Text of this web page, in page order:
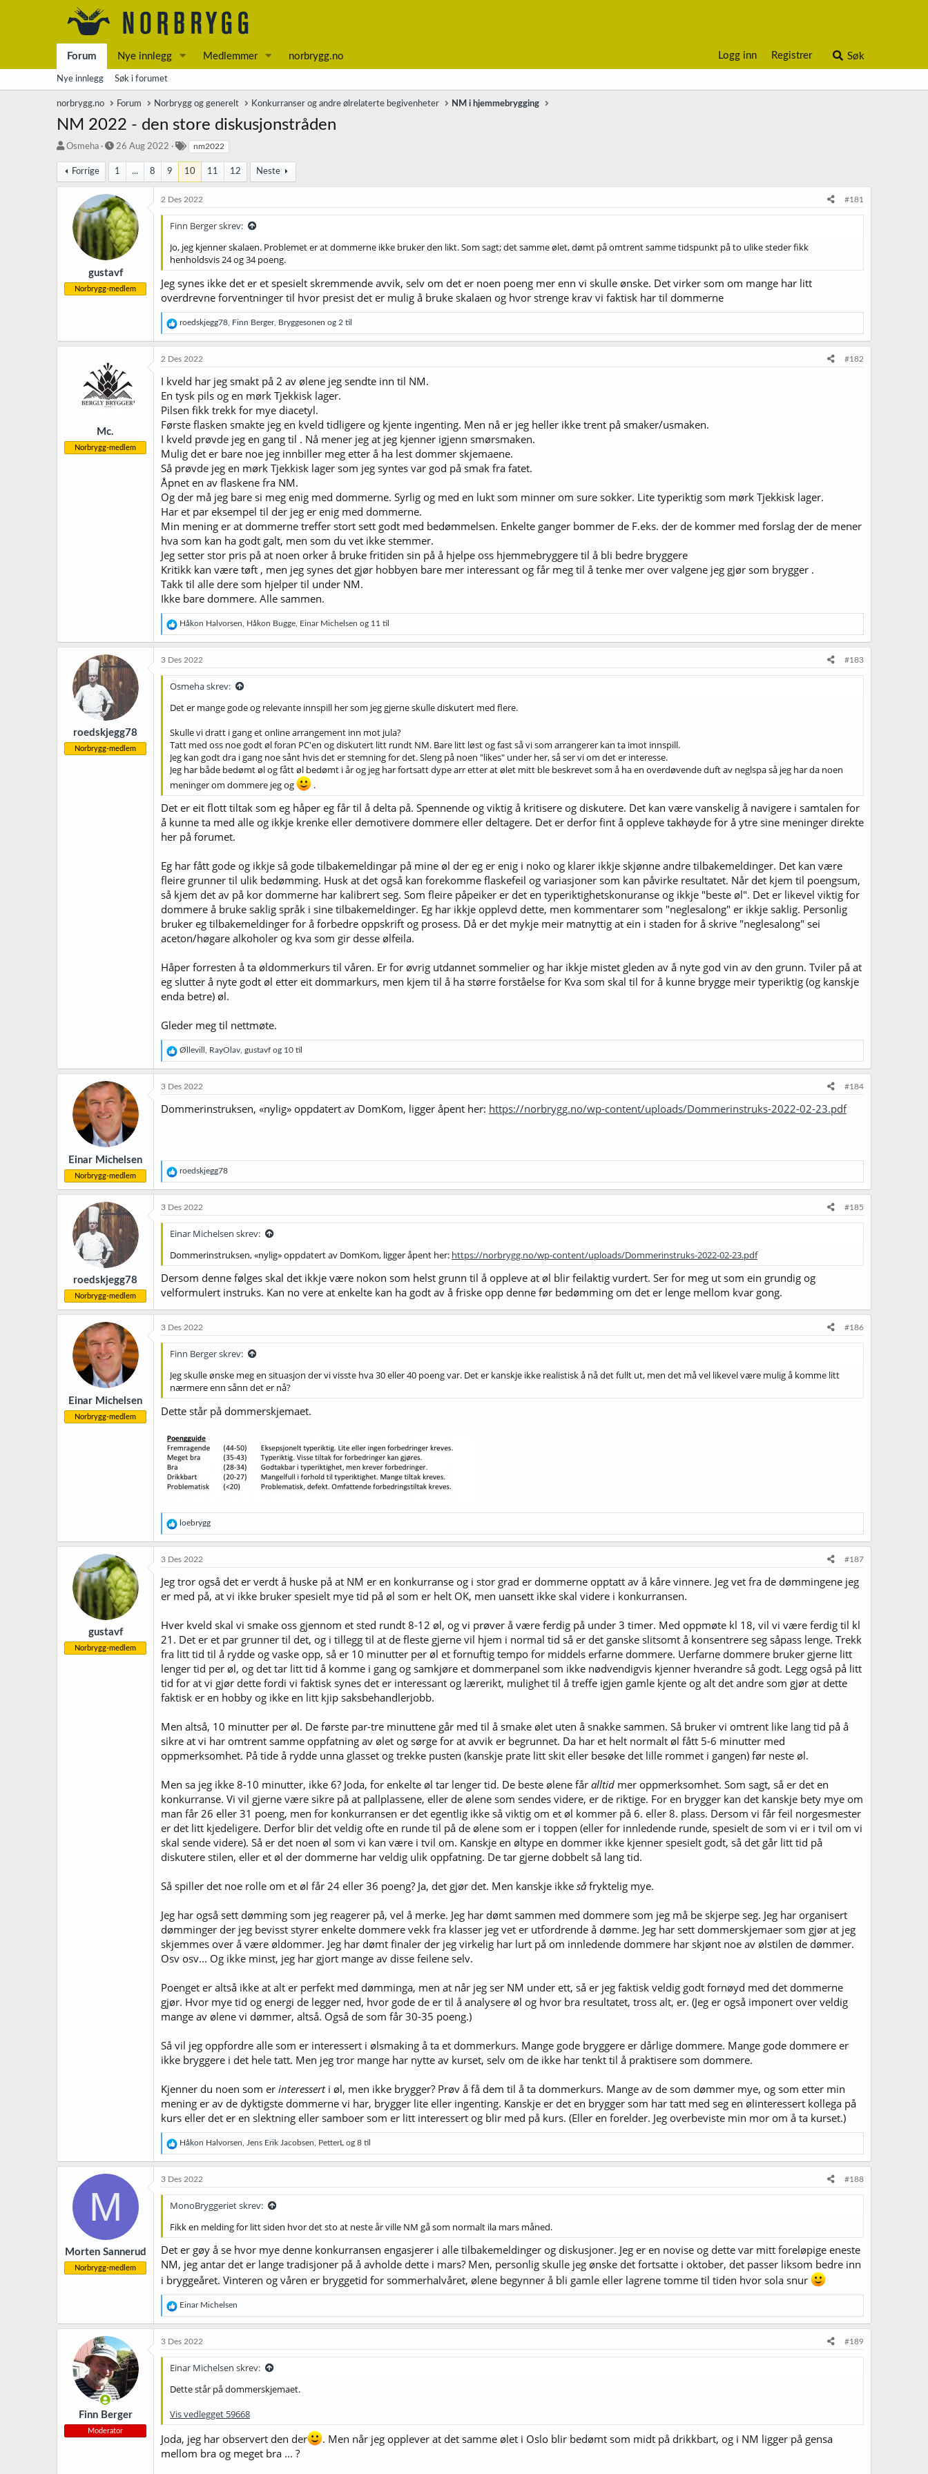
Forum Nye innlegg Medlemmer norbrygg.no Logg inn Registrer Søk
Nye innlegg Søk i forumet
norbrygg.no Forum Norbrygg og generelt Konkurranser og andre ølrelaterte begivenheter NM i hjemmebrygging
NM 2022 - den store diskusjonstråden
T
å
d
Osmeha
S
a
r
t
d
a
t
o
26 Aug 2022
k
k
d
nm2022
Forrige 1 ... 8 9 10 11 12 Neste
gustavf
Norbrygg-medlem
2 Des 2022 #181
Finn Berger skrev:
Jo, jeg kjenner skalaen. Problemet er at dommerne ikke bruker den likt. Som sagt; det samme ølet, dømt på omtrent samme tidspunkt på to ulike steder fikk
henholdsvis 24 og 34 poeng.
Jeg synes ikke det er et spesielt skremmende avvik, selv om det er noen poeng mer enn vi skulle ønske. Det virker som om mange har litt
overdrevne forventninger til hvor presist det er mulig å bruke skalaen og hvor strenge krav vi faktisk har til dommerne
R
e
a
o
n
e
roedskjegg78 Finn Berger, Bryggesonen og 2 til
Mc.
Norbrygg-medlem
2 Des 2022 #182
I kveld har jeg smakt på 2 av ølene jeg sendte inn til NM.
En tysk pils og en mørk Tjekkisk lager.
Pilsen fikk trekk for mye diacetyl.
Første flasken smakte jeg en kveld tidligere og kjente ingenting. Men nå er jeg heller ikke trent på smaker/usmaken.
I kveld prøvde jeg en gang til . Nå mener jeg at jeg kjenner igjenn smørsmaken.
Mulig det er bare noe jeg innbiller meg etter å ha lest dommer skjemaene.
Så prøvde jeg en mørk Tjekkisk lager som jeg syntes var god på smak fra fatet.
Åpnet en av flaskene fra NM.
Og der må jeg bare si meg enig med dommerne. Syrlig og med en lukt som minner om sure sokker. Lite typeriktig som mørk Tjekkisk lager.
Har et par eksempel til der jeg er enig med dommerne.
Min mening er at dommerne treffer stort sett godt med bedømmelsen. Enkelte ganger bommer de F.eks. der de kommer med forslag der de mener
hva som kan ha godt galt, men som du vet ikke stemmer.
Jeg setter stor pris på at noen orker å bruke fritiden sin på å hjelpe oss hjemmebryggere til å bli bedre bryggere
Kritikk kan være tøft , men jeg synes det gjør hobbyen bare mer interessant og får meg til å tenke mer over valgene jeg gjør som brygger .
Takk til alle dere som hjelper til under NM.
Ikke bare dommere. Alle sammen.
R
e
a
j
o
e
:
Håkon Halvorsen Håkon Bugge Einar Michelsen og 11 til
roedskjegg78
Norbrygg-medlem
3 Des 2022 #183
Osmeha skrev:
Det er mange gode og relevante innspill her som jeg gjerne skulle diskutert med flere.
Skulle vi dratt i gang et online arrangement inn mot jula?
Tatt med oss noe godt øl foran PC'en og diskutert litt rundt NM. Bare litt løst og fast så vi som arrangerer kan ta imot innspill.
Jeg kan godt dra i gang noe sånt hvis det er stemning for det. Sleng på noen "likes" under her, så ser vi om det er interesse.
Jeg har både bedømt øl og fått øl bedømt i år og jeg har fortsatt dype arr etter at ølet mitt ble beskrevet som å ha en overdøvende duft av neglspa så jeg har da noen
meninger om dommere jeg og
.
Det er eit flott tiltak som eg håper eg får til å delta på. Spennende og viktig å kritisere og diskutere. Det kan være vanskelig å navigere i samtalen for
å kunne ta med alle og ikkje krenke eller demotivere dommere eller deltagere. Det er derfor fint å oppleve takhøyde for å ytre sine meninger direkte
her på forumet.
Eg har fått gode og ikkje så gode tilbakemeldingar på mine øl der eg er enig i noko og klarer ikkje skjønne andre tilbakemeldinger. Det kan være
fleire grunner til ulik bedømming. Husk at det også kan forekomme flaskefeil og variasjoner som kan påvirke resultatet. Når det kjem til poengsum,
så kjem det av på kor dommerne har kalibrert seg. Som fleire påpeiker er det en typeriktighetskonuranse og ikkje "beste øl". Det er likevel viktig for
dommere å bruke saklig språk i sine tilbakemeldinger. Eg har ikkje opplevd dette, men kommentarer som "neglesalong" er ikkje saklig. Personlig
bruker eg tilbakemeldinger for å forbedre oppskrift og prosess. Då er det mykje meir matnyttig at ein i staden for å skrive "neglesalong" sei
aceton/høgare alkoholer og kva som gir desse ølfeila.
Håper forresten å ta øldommerkurs til våren. Er for øvrig utdannet sommelier og har ikkje mistet gleden av å nyte god vin av den grunn. Tviler på at
eg slutter å nyte godt øl etter eit dommarkurs, men kjem til å ha større forståelse for Kva som skal til for å kunne brygge meir typeriktig (og kanskje
enda betre) øl.
Gleder meg til nettmøte.
R
e
a
o
:
Øllevill RayOlav gustavf og 10 til
Einar Michelsen
Norbrygg-medlem
3 Des 2022 #184
Dommerinstruksen, «nylig» oppdatert av DomKom, ligger åpent her: https://norbrygg.no/wp-content/uploads/Dommerinstruks-2022-02-23.pdf
R
e
a
j
o
e
:
roedskjegg78
roedskjegg78
Norbrygg-medlem
3 Des 2022 #185
Einar Michelsen skrev:
Dommerinstruksen, «nylig» oppdatert av DomKom, ligger åpent her: https://norbrygg.no/wp-content/uploads/Dommerinstruks-2022-02-23.pdf
Dersom denne følges skal det ikkje være nokon som helst grunn til å oppleve at øl blir feilaktig vurdert. Ser for meg ut som ein grundig og
velformulert instruks. Kan no vere at enkelte kan ha godt av å friske opp denne før bedømming om det er lenge mellom kvar gong.
Einar Michelsen
Norbrygg-medlem
3 Des 2022 #186
Finn Berger skrev:
Jeg skulle ønske meg en situasjon der vi visste hva 30 eller 40 poeng var. Det er kanskje ikke realistisk å nå det fullt ut, men det må vel likevel være mulig å komme litt
nærmere enn sånn det er nå?
Dette står på dommerskjemaet.
R
e
a
j
o
n
loebrygg
gustavf
Norbrygg-medlem
3 Des 2022 #187
Jeg tror også det er verdt å huske på at NM er en konkurranse og i stor grad er dommerne opptatt av å kåre vinnere. Jeg vet fra de dømmingene jeg
er med på, at vi ikke bruker spesielt mye tid på øl som er helt OK, men uansett ikke skal videre i konkurransen.
Hver kveld skal vi smake oss gjennom et sted rundt 8-12 øl, og vi prøver å være ferdig på under 3 timer. Med oppmøte kl 18, vil vi være ferdig til kl
21. Det er et par grunner til det, og i tillegg til at de fleste gjerne vil hjem i normal tid så er det ganske slitsomt å konsentrere seg såpass lenge. Trekk
fra litt tid til å rydde og vaske opp, så er 10 minutter per øl et fornuftig tempo for middels erfarne dommere. Uerfarne dommere bruker gjerne litt
lenger tid per øl, og det tar litt tid å komme i gang og samkjøre et dommerpanel som ikke nødvendigvis kjenner hverandre så godt. Legg også på litt
tid for at vi gjør dette fordi vi faktisk synes det er interessant og lærerikt, mulighet til å treffe igjen gamle kjente og alt det andre som gjør at dette
faktisk er en hobby og ikke en litt kjip saksbehandlerjobb.
Men altså, 10 minutter per øl. De første par-tre minuttene går med til å smake ølet uten å snakke sammen. Så bruker vi omtrent like lang tid på å
sikre at vi har omtrent samme oppfatning av ølet og sørge for at avvik er begrunnet. Da har et helt normalt øl fått 5-6 minutter med
oppmerksomhet. På tide å rydde unna glasset og trekke pusten (kanskje prate litt skit eller besøke det lille rommet i gangen) før neste øl.
Men sa jeg ikke 8-10 minutter, ikke 6? Joda, for enkelte øl tar lenger tid. De beste ølene får alltid mer oppmerksomhet. Som sagt, så er det en
konkurranse. Vi vil gjerne være sikre på at pallplassene, eller de ølene som sendes videre, er de riktige. For en brygger kan det kanskje bety mye om
man får 26 eller 31 poeng, men for konkurransen er det egentlig ikke så viktig om et øl kommer på 6. eller 8. plass. Dersom vi får feil norgesmester
er det litt kjedeligere. Derfor blir det veldig ofte en runde til på de ølene som er i toppen (eller for innledende runde, spesielt de som vi er i tvil om vi
skal sende videre). Så er det noen øl som vi kan være i tvil om. Kanskje en øltype en dommer ikke kjenner spesielt godt, så det går litt tid på
diskutere stilen, eller et øl der dommerne har veldig ulik oppfatning. De tar gjerne dobbelt så lang tid.
Så spiller det noe rolle om et øl får 24 eller 36 poeng? Ja, det gjør det. Men kanskje ikke så fryktelig mye.
Jeg har også sett dømming som jeg reagerer på, vel å merke. Jeg har dømt sammen med dommere som jeg må be skjerpe seg. Jeg har organisert
dømminger der jeg bevisst styrer enkelte dommere vekk fra klasser jeg vet er utfordrende å dømme. Jeg har sett dommerskjemaer som gjør at jeg
skjemmes over å være øldommer. Jeg har dømt finaler der jeg virkelig har lurt på om innledende dommere har skjønt noe av ølstilen de dømmer.
Osv osv... Og ikke minst, jeg har gjort mange av disse feilene selv.
Poenget er altså ikke at alt er perfekt med dømminga, men at når jeg ser NM under ett, så er jeg faktisk veldig godt fornøyd med det dommerne
gjør. Hvor mye tid og energi de legger ned, hvor gode de er til å analysere øl og hvor bra resultatet, tross alt, er. (Jeg er også imponert over veldig
mange av ølene vi dømmer, altså. Også de som får 30-35 poeng.)
Så vil jeg oppfordre alle som er interessert i ølsmaking å ta et dommerkurs. Mange gode bryggere er dårlige dommere. Mange gode dommere er
ikke bryggere i det hele tatt. Men jeg tror mange har nytte av kurset, selv om de ikke har tenkt til å praktisere som dommere.
Kjenner du noen som er interesserti øl, men ikke brygger? Prøv å få dem til å ta dommerkurs. Mange av de som dømmer mye, og som etter min
mening er av de dyktigste dommerne vi har, brygger lite eller ingenting. Kanskje er det en brygger som har tatt med seg en ølinteressert kollega på
kurs eller det er en slektning eller samboer som er litt interessert og blir med på kurs. (Eller en forelder. Jeg overbeviste min mor om å ta kurset.)
R
e
a
j
o
e
:
Håkon Halvorsen Jens Erik Jacobsen PetterL og 8 til
M
Morten Sannerud
Norbrygg-medlem
3 Des 2022 #188
MonoBryggeriet skrev:
Fikk en melding for litt siden hvor det sto at neste år ville NM gå som normalt ila mars måned.
Det er gøy å se hvor mye denne konkurransen engasjerer i alle tilbakemeldinger og diskusjoner. Jeg er en novise og dette var mitt foreløpige eneste
NM, jeg antar det er lange tradisjoner på å avholde dette i mars? Men, personlig skulle jeg ønske det fortsatte i oktober, det passer liksom bedre inn
i bryggeåret. Vinteren og våren er bryggetid for sommerhalvåret, ølene begynner å bli gamle eller lagrene tomme til tiden hvor sola snur
R
e
a
j
o
e
:
Einar Michelsen
Finn Berger
Moderator
3 Des 2022 #189
Einar Michelsen skrev:
Dette står på dommerskjemaet.
Vis vedlegget 59668
Joda, jeg har observert den der
. Men når jeg opplever at det samme ølet i Oslo blir bedømt som midt på drikkbart, og i NM ligger på gensa
mellom bra og meget bra ... ?